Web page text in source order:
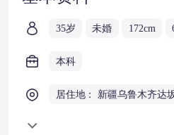
35岁 未婚 172cm
本科
居住地： 新疆乌鲁木齐达